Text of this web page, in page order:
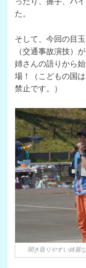
た。
そして、今回の目
（交通事故演技）
姉さんの語りから
場！（こどもの国
禁止です。）
聞き取りやすい綺麗